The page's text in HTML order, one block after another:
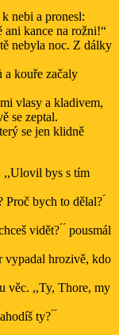
nebi a pronesl:
ani kance na rožni!“
nebyla noc. Z dálky
a kouře začaly
vlasy a kladivem,
se zeptal.
se jen klidně
,,Ulovil bys s tím
Proč bych to dělal?
vidět? ́ ́ pousmál
vypadal hrozivě, kdo
věc. ,,Ty, Thore, my
ty?